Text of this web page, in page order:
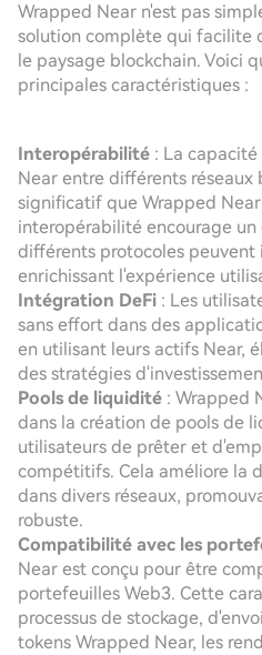
Wrapped Near n'est pas
solution complète qui facilite
le paysage blockchain. Voici
principales caractéristiques :
Interopérabilité : La
Near entre différents réseaux
significatif que Wrapped
interopérabilité encourage
différents protocoles
enrichissant l'expérience
Intégration DeFi : Les
sans effort dans des
en utilisant leurs actifs Near,
des stratégies
Pools de liquidité : Wrapped
dans la création de pools de
utilisateurs de prêter et
compétitifs. Cela améliore la
dans divers réseaux,
robuste.
Compatibilité avec les
Near est conçu pour être
portefeuilles Web3. Cette
processus de stockage,
tokens Wrapped Near, les